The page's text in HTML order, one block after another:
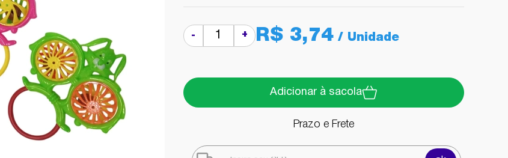
- + R$ 3,74
Adicionar à sacola
Prazo e Frete